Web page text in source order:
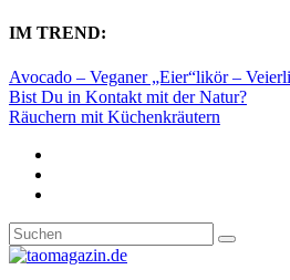
IM TREND:
Avocado – Veganer „Eier“likör –
Bist Du in Kontakt mit der Natur?
Räuchern mit Küchenkräutern